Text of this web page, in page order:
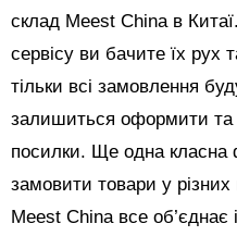
склад Meest China в
сервісу ви бачите їх рух
тільки всі замовлення
залишиться оформити та
посилки. Ще одна
замовити товари у
Meest China все об’єднає